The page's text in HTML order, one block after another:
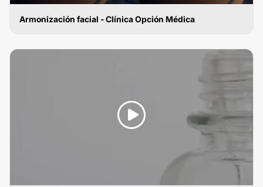
Armonización facial - Clínica Opción Médica